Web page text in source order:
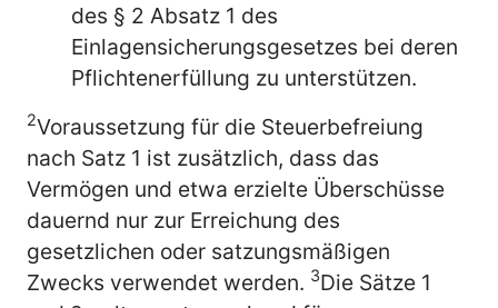
des § 2 Absatz 1 des
Einlagensicherungsgesetzes bei deren
Pflichtenerfüllung zu unterstützen.
2Voraussetzung für die Steuerbefreiung
nach Satz 1 ist zusätzlich, dass das
Vermögen und etwa erzielte Überschüsse
dauernd nur zur Erreichung des
gesetzlichen oder satzungsmäßigen
Zwecks verwendet werden. 3Die Sätze 1